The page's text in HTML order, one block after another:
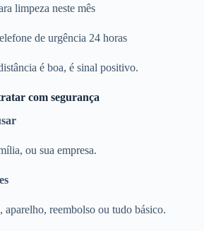
limpeza neste mês
de urgência 24 horas
é boa, é sinal positivo.
com segurança
ou sua empresa.
aparelho, reembolso ou tudo básico.